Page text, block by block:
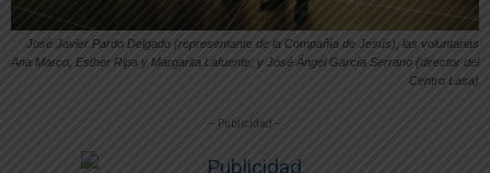
José Javier Pardo Delgado (representante de la Compañía de Jesús); las voluntarias
Ana Marco, Esther Ripa y Margarita Lafuente; y José Ángel García Serrano (director del
Centro Lasa)
-- Publicidad --